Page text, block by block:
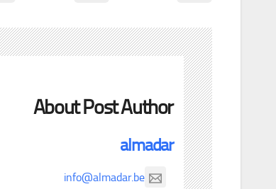
About Post Author
almadar
info@almadar.be